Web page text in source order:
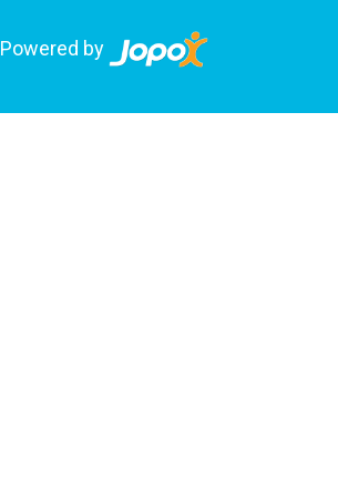
Powered by